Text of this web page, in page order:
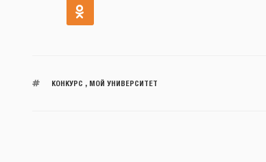
КОНКУРС , МОЙ УНИВЕРСИТЕТ